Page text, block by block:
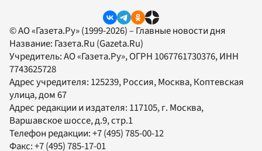
© АО «Газета.Ру» (1999-2026) – Главные новости дня
Название: Газета.Ru (Gazeta.Ru)
Учредитель:АО «Газета.Ру», ОГРН 1067761730376, ИНН
7743625728
Адрес учредителя: 125239, Россия, Москва, Коптевская
улица, дом 67
Адрес редакции и издателя: 117105, г. Москва,
Варшавское шоссе, д.9, стр.1
Телефон редакции:+7 (495) 785-00-12
Факс:+7 (495) 785-17-01